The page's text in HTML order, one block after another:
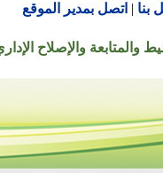
| اتصل بمدير الموقع
والإصلاح الإداري